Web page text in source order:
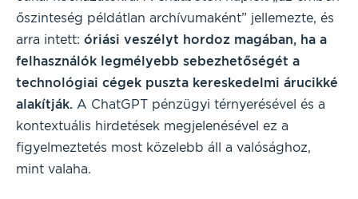
őszinteség példátlan archívumaként” jellemezte, és
arra intett: óriási veszélyt hordoz magában, ha a
felhasználók legmélyebb sebezhetőségét a
technológiai cégek puszta kereskedelmi árucikké
alakítják. A ChatGPT pénzügyi térnyerésével és a
kontextuális hirdetések megjelenésével ez a
figyelmeztetés most közelebb áll a valósághoz,
mint valaha.